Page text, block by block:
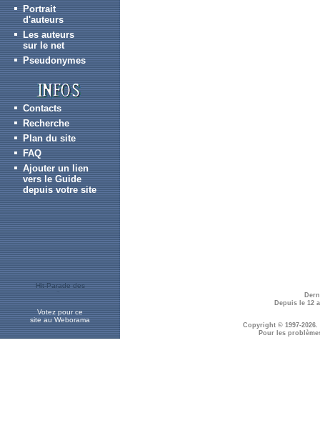
Portrait
d'auteurs
Les auteurs
sur le net
Pseudonymes
Contacts
Recherche
Plan du site
FAQ
Ajouter un lien
vers le Guide
depuis votre site
Votez pour ce
site au Weborama
Depuis le 12
Copyright © 1997-2026.
Pour les